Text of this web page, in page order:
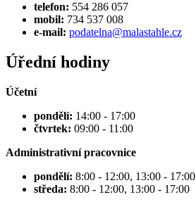
telefon: 554 286 057
mobil: 734 537 008
e-mail: podatelna@malastahle.cz
Úřední hodiny
Účetní
pondělí: 14:00 - 17:00
čtvrtek: 09:00 - 11:00
Administrativní pracovnice
pondělí: 8:00 - 12:00, 13:00 - 17:00
středa: 8:00 - 12:00, 13:00 - 17:00